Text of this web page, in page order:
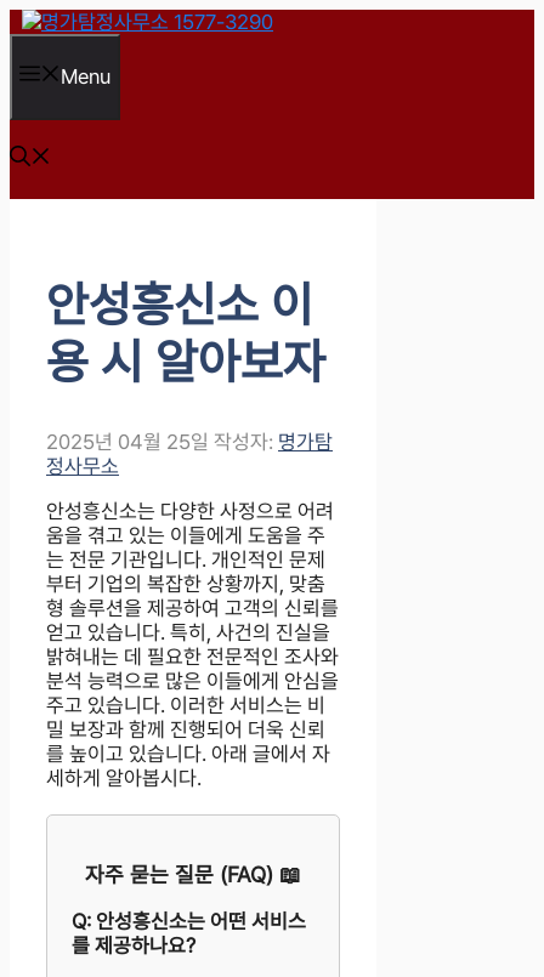
컨
츠
건
너
뛰
Menu
안성흥신소 이
용 시 알아보자
2025년 04월 25일 작성자: 명가탐
정사무소
안성흥신소는 다양한 사정으로 어려
움을 겪고 있는 이들에게 도움을 주
는 전문 기관입니다. 개인적인 문제
부터 기업의 복잡한 상황까지, 맞춤
형 솔루션을 제공하여 고객의 신뢰를
얻고 있습니다. 특히, 사건의 진실을
밝혀내는 데 필요한 전문적인 조사와
분석 능력으로 많은 이들에게 안심을
주고 있습니다. 이러한 서비스는 비
밀 보장과 함께 진행되어 더욱 신뢰
를 높이고 있습니다. 아래 글에서 자
세하게 알아봅시다.
자주 묻는 질문 (FAQ) 📖
Q: 안성흥신소는 어떤 서비스
를 제공하나요?